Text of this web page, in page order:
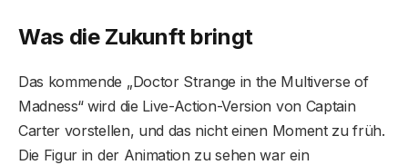
Was die Zukunft bringt
Das kommende „Doctor Strange in the Multiverse of
Madness“ wird die Live-Action-Version von Captain
Carter vorstellen, und das nicht einen Moment zu früh.
Die Figur in der Animation zu sehen war ein